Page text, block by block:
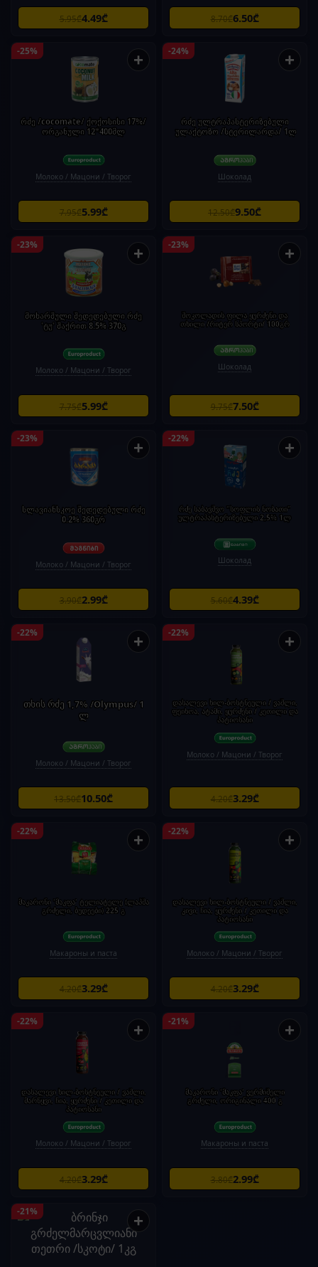
5.95₾4.49₾ 8.70₾6.50₾
-25% +
რძე /cocomate/ ქოქოსისი 17%/
ორგანული 12*400მლ
Молоко / Мацони / Творог
7.95₾5.99₾
-24% +
რძე ულტრაპასტერიზებული
ულაქტოზო /სტერილარდა/ 1ლ
Шоколад
12.50₾9.50₾
-23% +
მოხარშული შედედებული რძე
'ტუ' შაქრით 8.5% 370გ
Молоко / Мацони / Творог
7.75₾5.99₾
-23% +
შოკოლადის ფილა ყურძენი და
თხილი /რიტერ სპორტი/ 100გრ
Шоколад
9.75₾7.50₾
-23% +
სლავიანსკოე შედედებული რძე
0.2% 360გრ
Молоко / Мацони / Творог
3.90₾2.99₾
-22% +
რძე საბავშვო "სოფლის ნობათი"
ულტრაპასტერიზებული 2,5% 1ლ
Шоколад
5.60₾4.39₾
-22% +
თხის რძე 1,7% /Olympus/ 1
ლ
Молоко / Мацони / Творог
13.50₾10.50₾
-22% +
დასალევი ხილ-ბოსტნეული / ვაშლი,
ფეიხოა, ატამი, ყურძენი / კეთილი და
პატიოსანი
Молоко / Мацони / Творог
4.20₾3.29₾
-22% +
მაკარონი 'მაკფა' ტელიატელე (ლაპშა
გრძელი, ბუდეები) 225 გ
Макароны и паста
4.20₾3.29₾
-22% +
დასალევი ხილ-ბოსტნეული / ვაშლი,
კივი, ჩია, ყურძენი / კეთილი და
პატიოსანი
Молоко / Мацони / Творог
4.20₾3.29₾
-22% +
დასალევი ხილ-ბოსტნეული / ვაშლი,
მარწყვი, ჩია, ყურძენი / კეთილი და
პატიოსანი
Молоко / Мацони / Творог
4.20₾3.29₾
-21% +
მაკარონი 'მაკფა' ვერმიშელი
გრძელი, ორიგინალი 400 გ
Макароны и паста
3.80₾2.99₾
-21% +